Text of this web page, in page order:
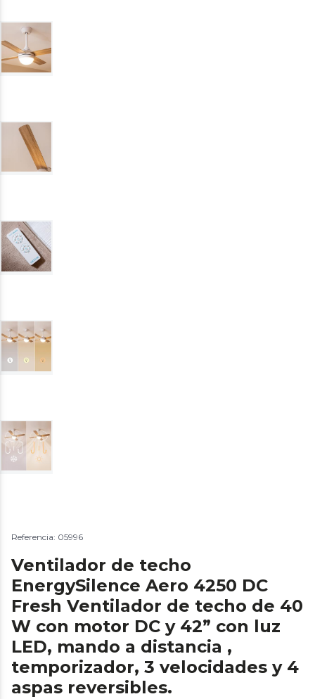
Referencia: 05996
Ventilador de techo
EnergySilence Aero 4250 DC
Fresh Ventilador de techo de 40
W con motor DC y 42” con luz
LED, mando a distancia ,
temporizador, 3 velocidades y 4
aspas reversibles.